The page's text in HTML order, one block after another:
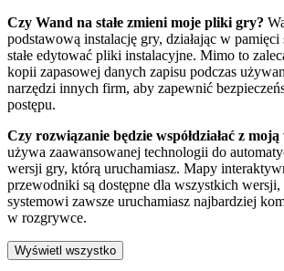
Czy Wand na stałe zmieni moje pliki gry?
podstawową instalację gry, działając w pamięci
stałe edytować pliki instalacyjne. Mimo to
kopii zapasowej danych zapisu podczas
narzędzi innych firm, aby zapewnić
postępu.
Czy rozwiązanie będzie współdziałać z
używa zaawansowanej technologii do
wersji gry, którą uruchamiasz. Mapy
przewodniki są dostępne dla wszystkich wersji,
systemowi zawsze uruchamiasz najbardziej
w rozgrywce.
Wyświetl wszystko